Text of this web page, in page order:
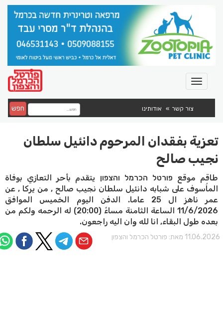
צור קשר אודותינו חפש
تعزية بفقدان المرحوم دانئيل سلطان
نجيب صالح
طاقم موقع פורטל הכרמל והצפון يتقدم بأحر التعازي بوفاة
الماُسوف على شبابه دانئيل سلطان نجيب صالح , من يركا , عن
عمر ناهز ال 25 عاما. الدفن اليوم الخميس الموافق
11/6/2026 الساعة الثامنة مساءً (20:00) له الرحمه ولكم من
بعده طول البقاء, انا لله وان اليه راجعون.
מאת: פורטל הכרמל והצפון